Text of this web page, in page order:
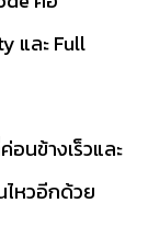
และ Full
นข้างเร็วและ
ไหวอีกด้วย